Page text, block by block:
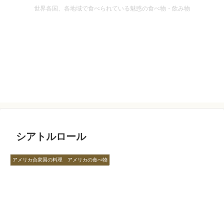
世界各国、各地域で食べられている魅惑の食べ物・飲み物
シアトルロール
アメリカ合衆国の料理 アメリカの食べ物